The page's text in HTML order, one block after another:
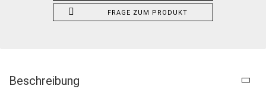
FRAGE ZUM PRODUKT
Beschreibung